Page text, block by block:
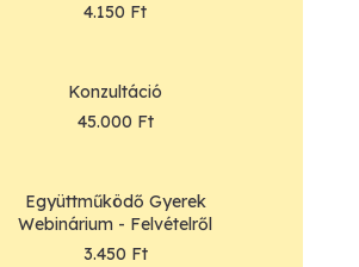
4.150 Ft
Konzultáció
45.000 Ft
Együttműködő Gyerek
Webinárium - Felvételről
3.450 Ft